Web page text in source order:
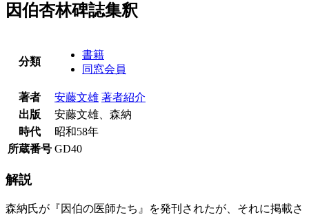
因伯杏林碑誌集釈
分類
書籍
同窓会員
著者 安藤文雄 著者紹介
出版
安藤文雄、森納
時代
昭和58年
所蔵番号 GD40
解説
森納氏が『因伯の医師たち』を発刊されたが、それに掲載さ